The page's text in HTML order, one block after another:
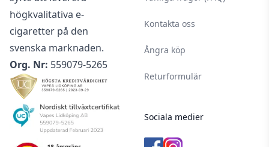
högkvalitativa e-
cigaretter på den
svenska marknaden.
Org. Nr: 559079-5265
Kontakta oss
Ångra köp
Returformulär
Sociala medier